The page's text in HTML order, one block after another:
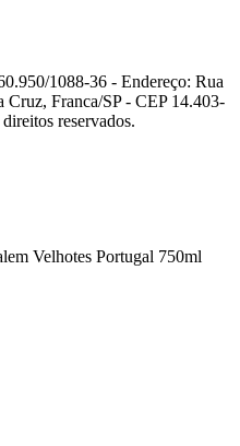
1088-36 - Endereço: Rua
Franca/SP - CEP 14.403-
reservados.
Velhotes Portugal 750ml